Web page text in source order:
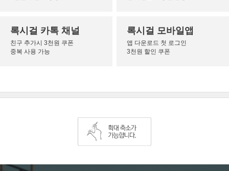
록시걸 카톡 채널
친구 추가시 3천원 쿠폰
중복 사용 가능
록시걸 모바일앱
앱 다운로드 첫 로그인
3천원 할인 쿠폰